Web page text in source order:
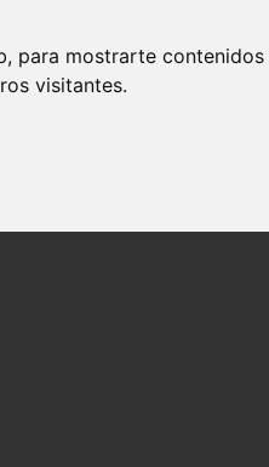
para mostrarte
visitantes.